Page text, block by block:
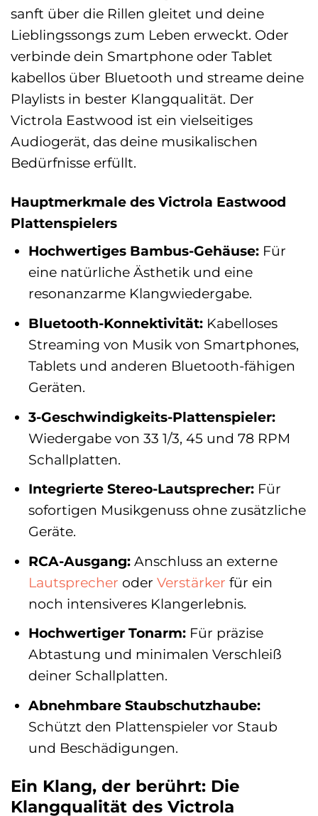
sanft über die Rillen gleitet und deine
Lieblingssongs zum Leben erweckt. Oder
verbinde dein Smartphone oder Tablet
kabellos über Bluetooth und streame deine
Playlists in bester Klangqualität. Der
Victrola Eastwood ist ein vielseitiges
Audiogerät, das deine musikalischen
Bedürfnisse erfüllt.
Hauptmerkmale des Victrola Eastwood
Plattenspielers
Hochwertiges Bambus-Gehäuse:Für
eine natürliche Ästhetik und eine
resonanzarme Klangwiedergabe.
Bluetooth-Konnektivität:Kabelloses
Streaming von Musik von Smartphones,
Tablets und anderen Bluetooth-fähigen
Geräten.
3-Geschwindigkeits-Plattenspieler:
Wiedergabe von 33 1/3, 45 und 78 RPM
Schallplatten.
Integrierte Stereo-Lautsprecher:Für
sofortigen Musikgenuss ohne zusätzliche
Geräte.
RCA-Ausgang:Anschluss an externe
Lautsprecher oder Verstärker für ein
noch intensiveres Klangerlebnis.
Hochwertiger Tonarm:Für präzise
Abtastung und minimalen Verschleiß
deiner Schallplatten.
Abnehmbare Staubschutzhaube:
Schützt den Plattenspieler vor Staub
und Beschädigungen.
Ein Klang, der berührt: Die
Klangqualität des Victrola